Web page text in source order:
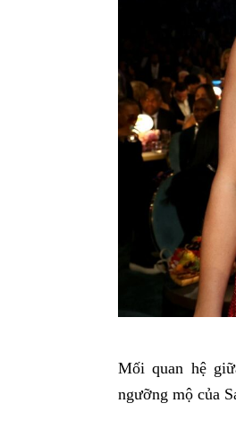
Mối quan hệ
ngưỡng mộ của